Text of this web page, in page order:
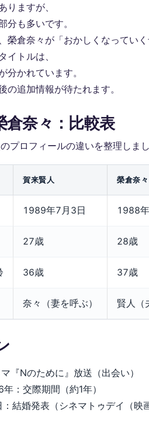
りますが、
分も多いです。
榮倉奈々が「おかしくなってい
イトルは、
分かれています。
の追加情報が待たれます。
倉奈々：比較表
プロフィールの違いを整理しま
賀来賢人 榮倉奈々
1989年7月3日 1988
27歳 28歳
36歳 37歳
奈々（妻を呼ぶ） 賢人（
マ『Nのために』放送（出会い）
年 ：交際期間（約1年）
：結婚発表（シネマトゥデイ（映